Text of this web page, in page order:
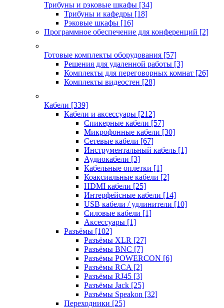
Трибуны и рэковые шкафы [34]
Трибуны и кафедры [18]
Рэковые шкафы [16]
Программное обеспечение для конференций [2]
Готовые комплекты оборудования [57]
Решения для удаленной работы [3]
Комплекты для переговорных комнат [26]
Комплекты видеостен [28]
Кабели [339]
Кабели и аксессуары [212]
Спикерные кабели [57]
Микрофонные кабели [30]
Сетевые кабели [67]
Инструментальный кабель [1]
Аудиокабели [3]
Кабельные оплетки [1]
Коаксиальные кабели [2]
HDMI кабели [25]
Интерфейсные кабели [14]
USB кабели / удлинители [10]
Силовые кабели [1]
Аксессуары [1]
Разъёмы [102]
Разъёмы XLR [27]
Разъёмы BNC [7]
Разъёмы POWERCON [6]
Разъёмы RCA [2]
Разъёмы RJ45 [3]
Разъёмы Jack [25]
Разъёмы Speakon [32]
Переходники [25]